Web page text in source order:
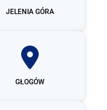
JELENIA GÓRA
GŁOGÓW